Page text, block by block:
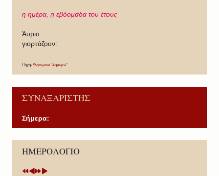
η ημέρα, η εβδομάδα του έτους
Άυριο
γιορτάζουν:
Πηγή: Λογισμικό "Σήμερα"
ΣΥΝΑΞΑΡΙΣΤΗΣ
Σήμερα:
ΗΜΕΡΟΛΟΓΙΟ
P
r
v
P
r
v
N
e
t
N
e
t